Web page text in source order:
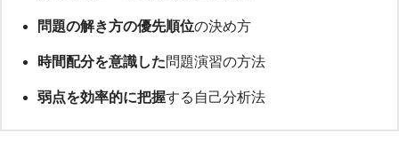
問題の解き方の優先順位の決め方
時間配分を意識した問題演習の方法
弱点を効率的に把握する自己分析法